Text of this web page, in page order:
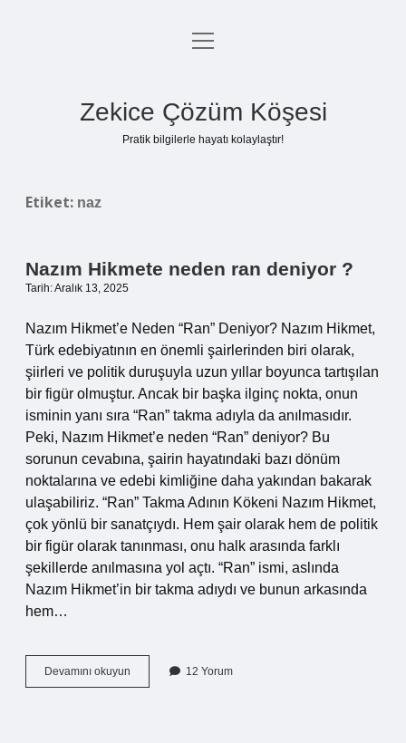
Anasayfa
Yasal Uyarı
menüyü
Zekice Çözüm Köşesi
Pratik bilgilerle hayatı kolaylaştır!
Etiket: naz
Nazım Hikmete neden ran deniyor ?
Tarih: Aralık 13, 2025
Nazım Hikmet’e Neden “Ran” Deniyor? Nazım Hikmet,
Türk edebiyatının en önemli şairlerinden biri olarak,
şiirleri ve politik duruşuyla uzun yıllar boyunca tartışılan
bir figür olmuştur. Ancak bir başka ilginç nokta, onun
isminin yanı sıra “Ran” takma adıyla da anılmasıdır.
Peki, Nazım Hikmet’e neden “Ran” deniyor? Bu
sorunun cevabına, şairin hayatındaki bazı dönüm
noktalarına ve edebi kimliğine daha yakından bakarak
ulaşabiliriz. “Ran” Takma Adının Kökeni Nazım Hikmet,
çok yönlü bir sanatçıydı. Hem şair olarak hem de politik
bir figür olarak tanınması, onu halk arasında farklı
şekillerde anılmasına yol açtı. “Ran” ismi, aslında
Nazım Hikmet’in bir takma adıydı ve bunun arkasında
hem…
Devamını okuyun
Hikmete
12 Yorum